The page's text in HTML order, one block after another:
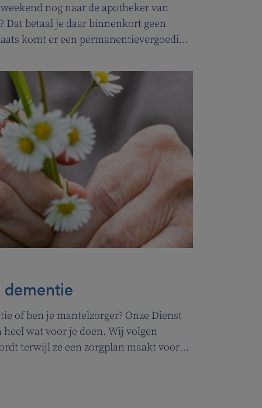
nog naar de apotheker van
Dat betaal je daar binnenkort geen
komt er een permanentievergoeding
dementie
of ben je mantelzorger? Onze Dienst
wat voor je doen. Wij volgen
terwijl ze een zorgplan maakt voor